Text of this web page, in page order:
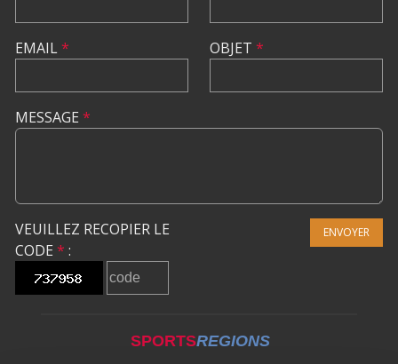
EMAIL* OBJET *
MESSAGE *
VEUILLEZ RECOPIER LE
CODE * :
ENVOYER
SPORTSREGIONS